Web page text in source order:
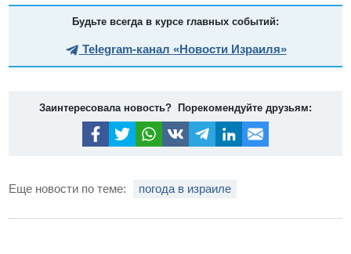
Будьте всегда в курсе главных событий:
Telegram-канал «Новости Израиля»
Заинтересовала новость? Порекомендуйте друзьям:
Еще новости по теме: погода в израиле